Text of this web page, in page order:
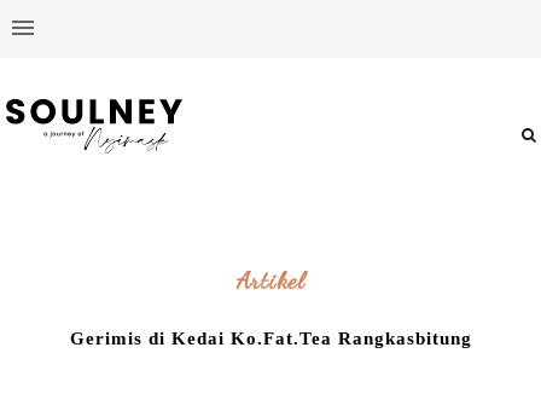
Artikel
Gerimis di Kedai Ko.Fat.Tea Rangkasbitung